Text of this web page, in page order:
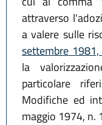
attraverso
a valere sulle
settembre
la
particolare
Modifiche ed
maggio 1974, n.